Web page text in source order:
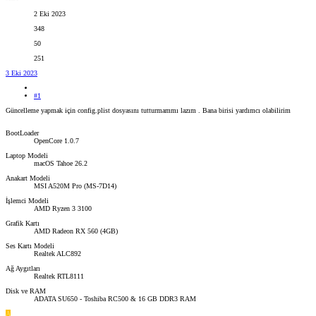
2 Eki 2023
348
50
251
3 Eki 2023
#1
Güncelleme yapmak için config.plist dosyasını tutturmammı lazım . Bana birisi yardımcı olabilirim
BootLoader
OpenCore 1.0.7
Laptop Modeli
macOS Tahoe 26.2
Anakart Modeli
MSI A520M Pro (MS-7D14)
İşlemci Modeli
AMD Ryzen 3 3100
Grafik Kartı
AMD Radeon RX 560 (4GB)
Ses Kartı Modeli
Realtek ALC892
Ağ Aygıtları
Realtek RTL8111
Disk ve RAM
ADATA SU650 - Toshiba RC500 & 16 GB DDR3 RAM
A